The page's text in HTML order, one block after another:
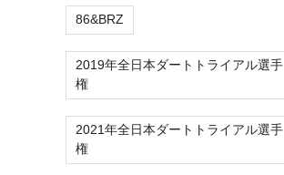
86&BRZ
2019年全日本ダートトライアル選手
権
2021年全日本ダートトライアル選手
権